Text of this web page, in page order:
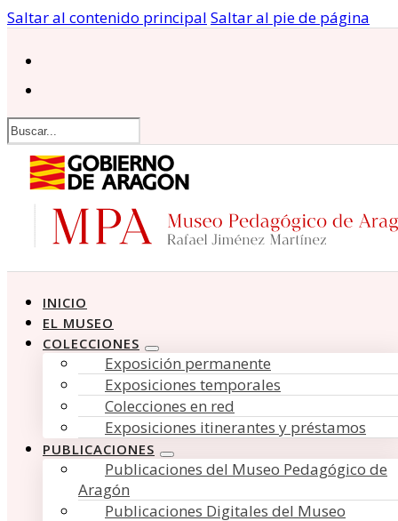
Saltar al contenido principal Saltar al pie de página
Buscar
INICIO
EL MUSEO
COLECCIONES
Exposición permanente
Exposiciones temporales
Colecciones en red
Exposiciones itinerantes y préstamos
PUBLICACIONES
Publicaciones del Museo Pedagógico de
Aragón
Publicaciones Digitales del Museo